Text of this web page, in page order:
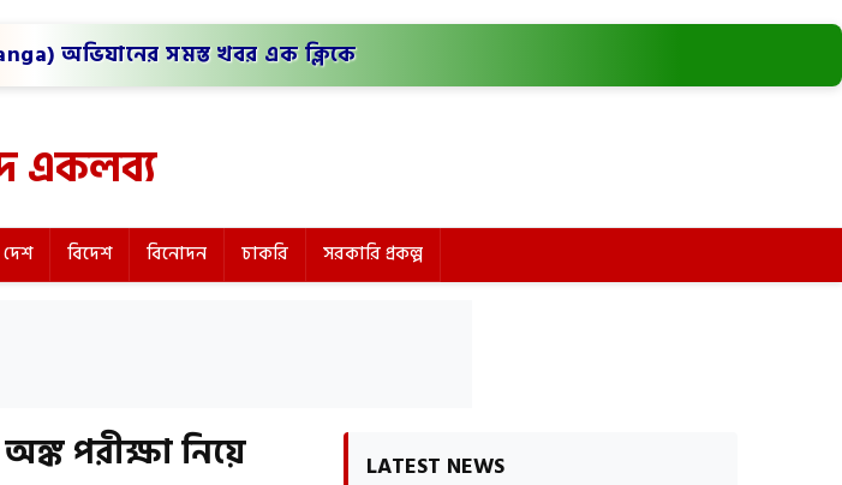
অভিযানের সমস্ত খবর এক ক্লিকে
একলব্য
দেশ বিদেশ বিনোদন চাকরি সরকারি প্রকল্প
পরীক্ষা নিয়ে
LATEST NEWS